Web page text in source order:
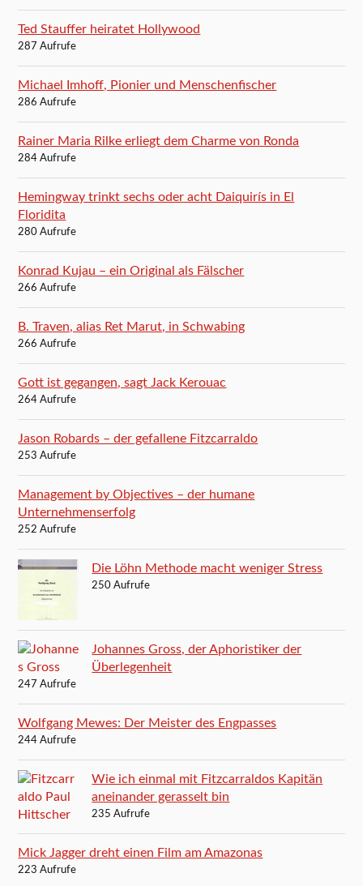
Ted Stauffer heiratet Hollywood
287 Aufrufe
Michael Imhoff, Pionier und Menschenfischer
286 Aufrufe
Rainer Maria Rilke erliegt dem Charme von Ronda
284 Aufrufe
Hemingway trinkt sechs oder acht Daiquirís in El
Floridita
280 Aufrufe
Konrad Kujau – ein Original als Fälscher
266 Aufrufe
B. Traven, alias Ret Marut, in Schwabing
266 Aufrufe
Gott ist gegangen, sagt Jack Kerouac
264 Aufrufe
Jason Robards – der gefallene Fitzcarraldo
253 Aufrufe
Management by Objectives – der humane
Unternehmenserfolg
252 Aufrufe
Die Löhn Methode macht weniger Stress
250 Aufrufe
Johannes Gross, der Aphoristiker der
Überlegenheit
247 Aufrufe
Wolfgang Mewes: Der Meister des Engpasses
244 Aufrufe
Wie ich einmal mit Fitzcarraldos Kapitän
aneinander gerasselt bin
235 Aufrufe
Mick Jagger dreht einen Film am Amazonas
223 Aufrufe